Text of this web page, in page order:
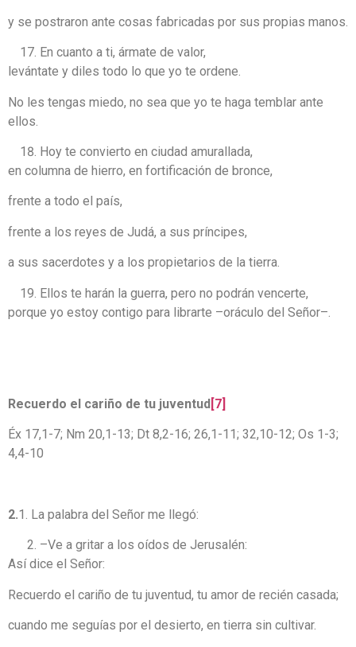
y se postraron ante cosas fabricadas por sus propias manos.
En cuanto a ti, ármate de valor,
levántate y diles todo lo que yo te ordene.
No les tengas miedo, no sea que yo te haga temblar ante
ellos.
Hoy te convierto en ciudad amurallada,
en columna de hierro, en fortificación de bronce,
frente a todo el país,
frente a los reyes de Judá, a sus príncipes,
a sus sacerdotes y a los propietarios de la tierra.
Ellos te harán la guerra, pero no podrán vencerte,
porque yo estoy contigo para librarte –oráculo del Señor–.
Recuerdo el cariño de tu juventud[7]
Éx 17,1-7; Nm 20,1-13; Dt 8,2-16; 26,1-11; 32,10-12; Os 1-3;
4,4-10
2.1. La palabra del Señor me llegó:
–Ve a gritar a los oídos de Jerusalén:
Así dice el Señor:
Recuerdo el cariño de tu juventud, tu amor de recién casada;
cuando me seguías por el desierto, en tierra sin cultivar.